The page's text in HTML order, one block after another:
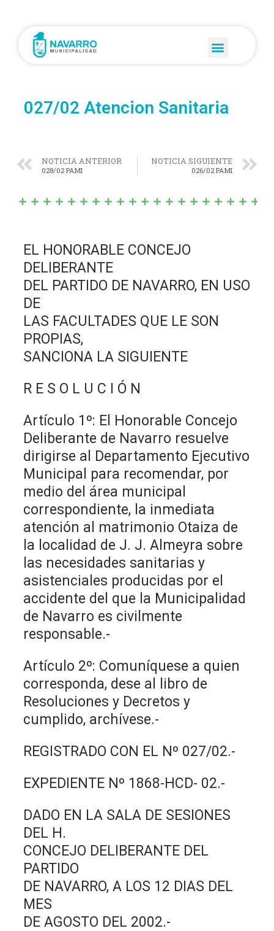
027/02 Atencion Sanitaria
NOTICIA ANTERIOR
028/02 PAMI
NOTICIA SIGUIENTE
026/02 PAMI
EL HONORABLE CONCEJO
DELIBERANTE
DEL PARTIDO DE NAVARRO, EN USO
DE
LAS FACULTADES QUE LE SON
PROPIAS,
SANCIONA LA SIGUIENTE
R E S O L U C I Ó N
Artículo 1º: El Honorable Concejo
Deliberante de Navarro resuelve
dirigirse al Departamento Ejecutivo
Municipal para recomendar, por
medio del área municipal
correspondiente, la inmediata
atención al matrimonio Otaiza de
la localidad de J. J. Almeyra sobre
las necesidades sanitarias y
asistenciales producidas por el
accidente del que la Municipalidad
de Navarro es civilmente
responsable.-
Artículo 2º: Comuníquese a quien
corresponda, dese al libro de
Resoluciones y Decretos y
cumplido, archívese.-
REGISTRADO CON EL Nº 027/02.-
EXPEDIENTE Nº 1868-HCD- 02.-
DADO EN LA SALA DE SESIONES
DEL H.
CONCEJO DELIBERANTE DEL
PARTIDO
DE NAVARRO, A LOS 12 DIAS DEL
MES
DE AGOSTO DEL 2002.-